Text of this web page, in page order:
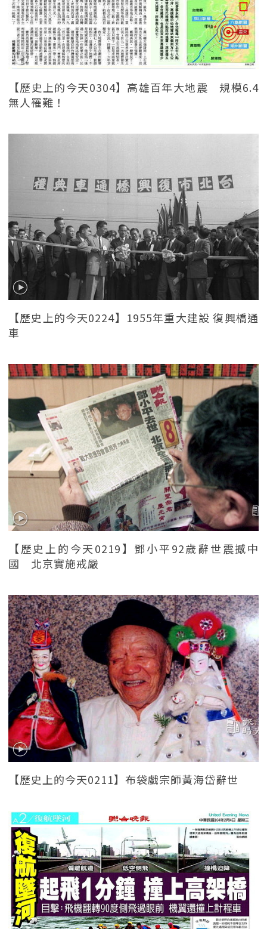
【歷史上的今天0304】高雄百年大地震 規模6.4
無人罹難！
【歷史上的今天0224】1955年重大建設 復興橋通
車
【歷史上的今天0219】鄧小平92歲辭世震撼中
國 北京實施戒嚴
【歷史上的今天0211】布袋戲宗師黃海岱辭世